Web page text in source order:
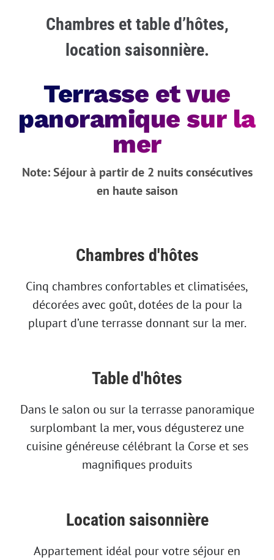
Chambres et table d’hôtes,
location saisonnière.
Terrasse et vue
panoramique sur la
mer
Note: Séjour à partir de 2 nuits consécutives
en haute saison
Chambres d'hôtes
Cinq chambres confortables et climatisées,
décorées avec goût, dotées de la pour la
plupart d’une terrasse donnant sur la mer.
Table d'hôtes
Dans le salon ou sur la terrasse panoramique
surplombant la mer, vous dégusterez une
cuisine généreuse célébrant la Corse et ses
magnifiques produits
Location saisonnière
Appartement idéal pour votre séjour en